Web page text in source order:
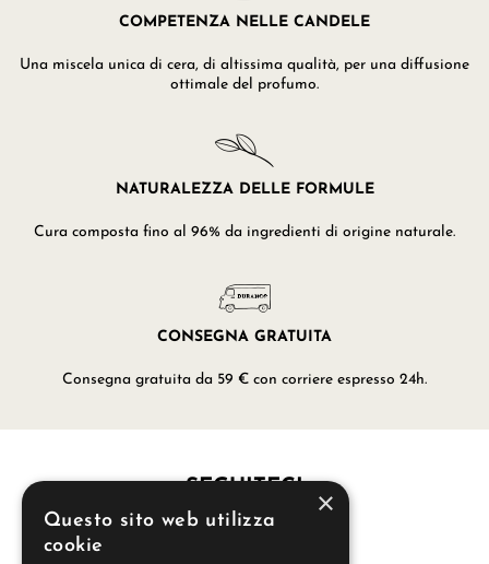
COMPETENZA NELLE CANDELE
Una miscela unica di cera, di altissima qualità, per una diffusione
ottimale del profumo.
NATURALEZZA DELLE FORMULE
Cura composta fino al 96% da ingredienti di origine naturale.
CONSEGNA GRATUITA
Consegna gratuita da 59 € con corriere espresso 24h.
SEGUITECI ×
Questo sito web utilizza
cookie